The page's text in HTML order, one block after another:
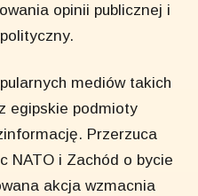
opinii publicznej i
mediów takich
egipskie podmioty
Przerzuca
NATO i Zachód o bycie
akcja wzmacnia